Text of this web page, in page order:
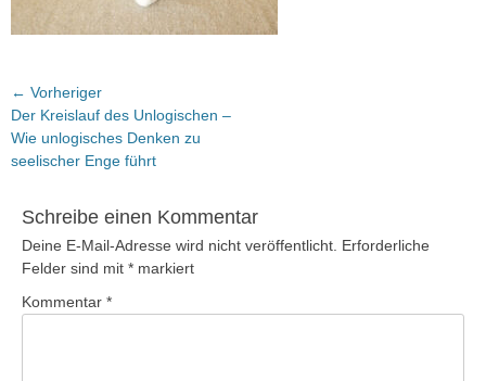
Beitragsnavigation
← Vorheriger
Vorheriger
Beitrag:
Der Kreislauf des Unlogischen –
Wie unlogisches Denken zu
seelischer Enge führt
Schreibe einen Kommentar
Deine E-Mail-Adresse wird nicht veröffentlicht. Erforderliche
Felder sind mit * markiert
Kommentar *